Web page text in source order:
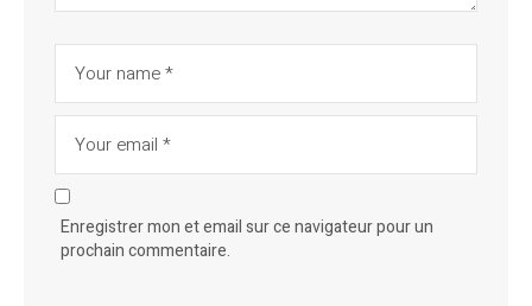
Enregistrer mon et email sur ce navigateur pour un
prochain commentaire.